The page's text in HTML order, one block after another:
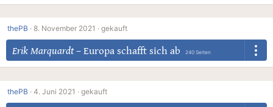
thePB · 8. November 2021 · gekauft
Erik Marquardt– Europa schafft sich ab 240 Seiten
thePB · 4. Juni 2021 · gekauft